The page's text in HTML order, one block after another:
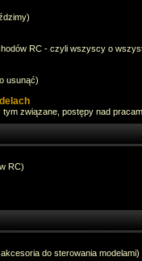
RC - czyli wszyscy o
usunąć)
tym związane, postępy nad
RC)
do sterowania modelami)